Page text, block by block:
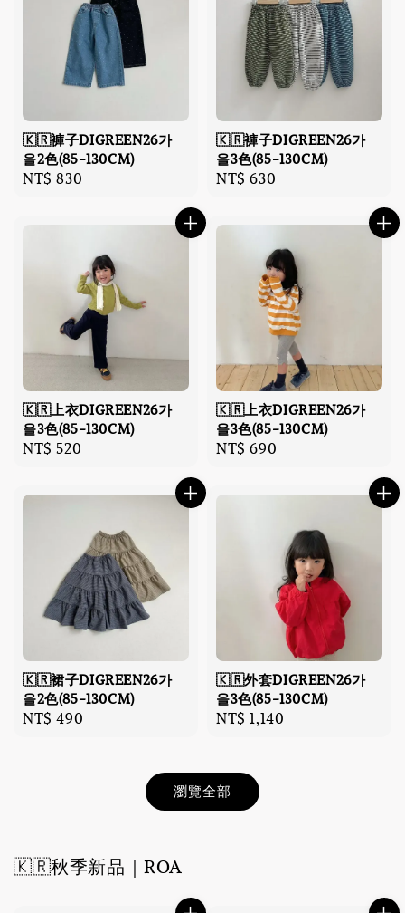
🇰🇷褲子DIGREEN26가
을2色(85-130CM)
Regular
NT$ 830
🇰🇷褲子DIGREEN26가
을3色(85-130CM)
Regular
NT$ 630
🇰🇷上衣DIGREEN26가
을3色(85-130CM)
Regular
NT$ 520
🇰🇷上衣DIGREEN26가
을3色(85-130CM)
Regular
NT$ 690
🇰🇷裙子DIGREEN26가
을2色(85-130CM)
Regular
NT$ 490
🇰🇷外套DIGREEN26가
을3色(85-130CM)
Regular
NT$ 1,140
瀏覽全部
🇰🇷秋季新品｜ROA